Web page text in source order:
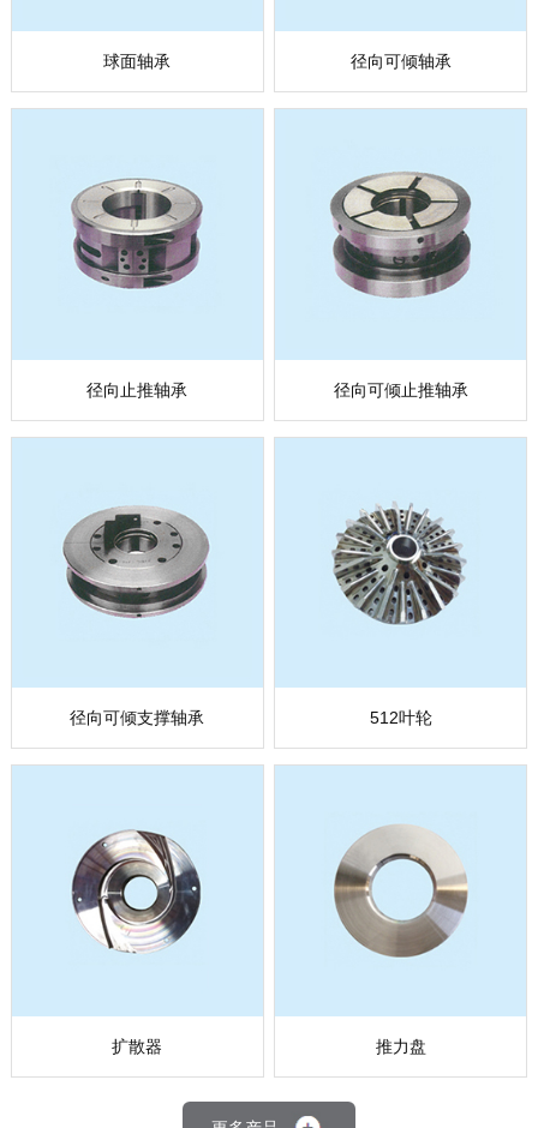
球面轴承 径向可倾轴承
径向止推轴承 径向可倾止推轴承
径向可倾支撑轴承 512叶轮
扩散器 推力盘